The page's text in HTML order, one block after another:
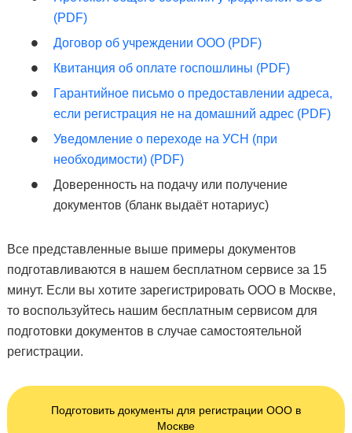
(PDF)
Договор об учреждении ООО (PDF)
Квитанция об оплате госпошлины (PDF)
Гарантийное письмо о предоставлении адреса,
если регистрация не на домашний адрес (PDF)
Уведомление о переходе на УСН (при
необходимости) (PDF)
Доверенность на подачу или получение
документов (бланк выдаёт нотариус)
Все представленные выше примеры документов
подготавливаются в нашем бесплатном сервисе за 15
минут. Если вы хотите зарегистрировать ООО в Москве,
то воспользуйтесь нашим бесплатным сервисом для
подготовки документов в случае самостоятельной
регистрации.
Подготовить документы для регистрации ООО в
Москве